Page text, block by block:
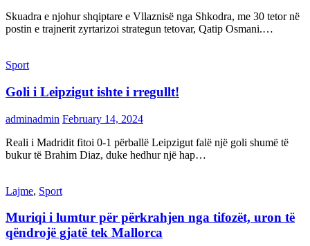
Skuadra e njohur shqiptare e Vllaznisë nga Shkodra, me 30 tetor në
postin e trajnerit zyrtarizoi strategun tetovar, Qatip Osmani.…
Sport
Goli i Leipzigut ishte i rregullt!
adminadmin February 14, 2024
Reali i Madridit fitoi 0-1 përballë Leipzigut falë një goli shumë të
bukur të Brahim Diaz, duke hedhur një hap…
Lajme, Sport
Muriqi i lumtur për përkrahjen nga tifozët, uron të
qëndrojë gjatë tek Mallorca